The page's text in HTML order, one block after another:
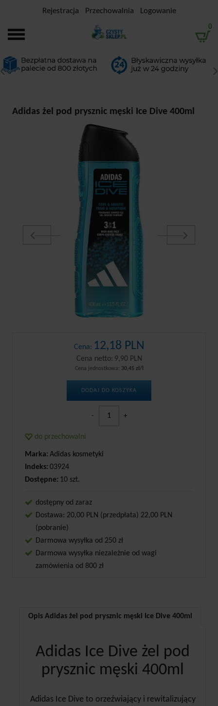
Rejestracja Przechowalnia Logowanie
0
Adidas żel pod prysznic męski Ice Dive 400ml
Cena: 12,18 PLN
Cena netto: 9,90 PLN
Cena jednostkowa: 30,45 zł/l
DODAJ DO KOSZYKA
- +
do przechowalni
Marka: Adidas kosmetyki
Indeks: 03924
Dostępne: 10 szt.
dostępny od zaraz
Dostawa: 20,00 PLN (przedpłata) 22,00 PLN
(pobranie)
Darmowa wysyłka od 250 zł
Darmowa wysyłka niezależnie od wagi
zamówienia od 800 zł
Opis Adidas żel pod prysznic męski Ice Dive 400ml
Adidas Ice Dive żel pod
prysznic męski 400ml
Adidas Ice Dive to orzeźwiający i rewitalizujący